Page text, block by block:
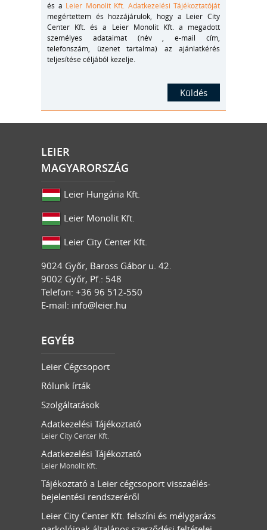
és a Leier Monolit Kft. Adatkezelési Tájékoztatóját
megértettem és hozzájárulok, hogy a Leier City
Center Kft. és a Leier Monolit Kft. a megadott
személyes adataimat (név , e-mail cím,
telefonszám, üzenet tartalma) az ajánlatkérés
teljesítése céljából kezelje.
LEIER
MAGYARORSZÁG
Leier Hungária Kft.
Leier Monolit Kft.
Leier City Center Kft.
9024 Győr, Baross Gábor u. 42.
9002 Győr, Pf.: 548
Telefon: +36 96 512-550
E-mail: info@leier.hu
EGYÉB
Leier Cégcsoport
Rólunk írták
Szolgáltatások
Adatkezelési Tájékoztató
Leier City Center Kft.
Adatkezelési Tájékoztató
Leier Monolit Kft.
Tájékoztató a Leier cégcsoport visszaélés-
bejelentési rendszeréről
Leier City Center Kft. felszíni és mélygarázs